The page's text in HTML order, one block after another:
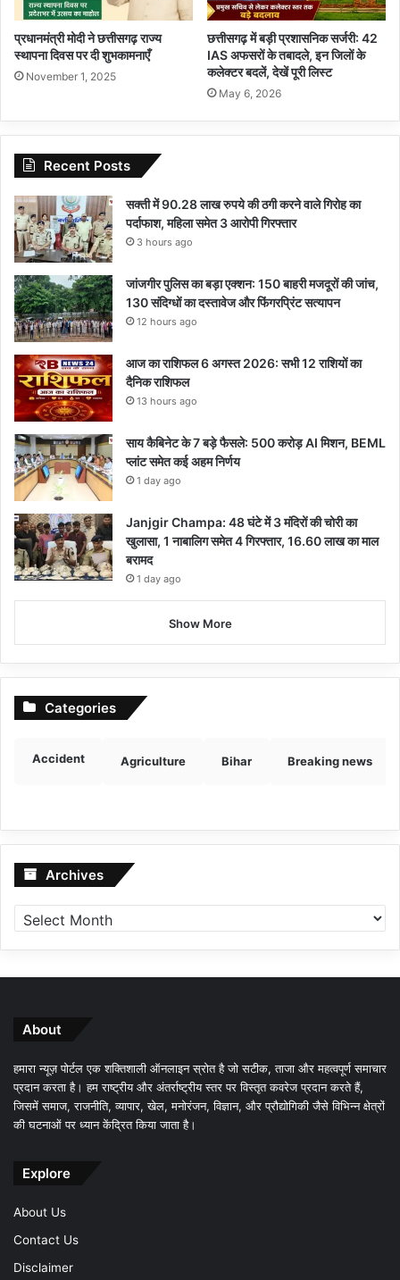
प्रधानमंत्री मोदी ने छत्तीसगढ़ राज्य
स्थापना दिवस पर दी शुभकामनाएँ
November 1, 2025
छत्तीसगढ़ में बड़ी प्रशासनिक सर्जरी: 42
IAS अफसरों के तबादले, इन जिलों के
कलेक्टर बदलें, देखें पूरी लिस्ट
May 6, 2026
Recent Posts
सक्ती में 90.28 लाख रुपये की ठगी करने वाले गिरोह का
पर्दाफाश, महिला समेत 3 आरोपी गिरफ्तार
3 hours ago
जांजगीर पुलिस का बड़ा एक्शन: 150 बाहरी मजदूरों की जांच,
130 संदिग्धों का दस्तावेज और फिंगरप्रिंट सत्यापन
12 hours ago
आज का राशिफल 6 अगस्त 2026: सभी 12 राशियों का
दैनिक राशिफल
13 hours ago
साय कैबिनेट के 7 बड़े फैसले: 500 करोड़ AI मिशन, BEML
प्लांट समेत कई अहम निर्णय
1 day ago
Janjgir Champa: 48 घंटे में 3 मंदिरों की चोरी का
खुलासा, 1 नाबालिग समेत 4 गिरफ्तार, 16.60 लाख का माल
बरामद
1 day ago
Show More
Categories
Accident Agriculture Bihar Breaking news
Archives Archives
About
हमारा न्यूज़ पोर्टल एक शक्तिशाली ऑनलाइन स्रोत है जो सटीक, ताजा और महत्वपूर्ण समाचार
प्रदान करता है। हम राष्ट्रीय और अंतर्राष्ट्रीय स्तर पर विस्तृत कवरेज प्रदान करते हैं,
जिसमें समाज, राजनीति, व्यापार, खेल, मनोरंजन, विज्ञान, और प्रौद्योगिकी जैसे विभिन्न क्षेत्रों
की घटनाओं पर ध्यान केंद्रित किया जाता है।
Explore
About Us
Contact Us
Disclaimer